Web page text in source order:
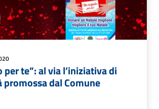
per te”: al via l’iniziativa di
dal Comune